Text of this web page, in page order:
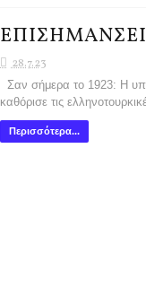
28.7.23
Σαν σήμερα το 1923: Η
καθόρισε τις
Περισσότερα...